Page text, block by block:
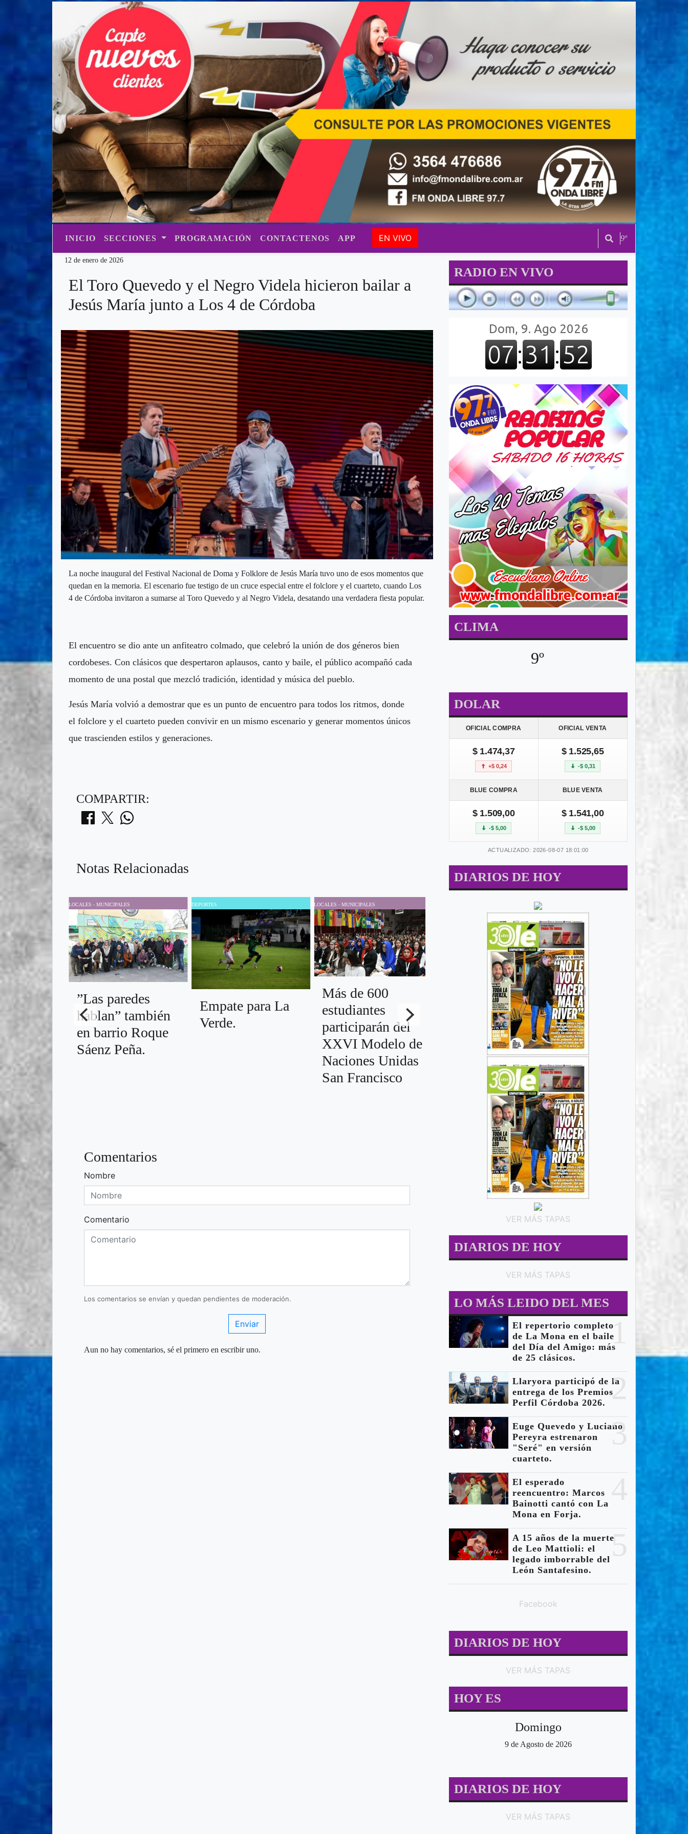
INICIO SECCIONES PROGRAMACIÓN CONTACTENOS APP EN VIVO 9º
12 de enero de 2026
El Toro Quevedo y el Negro Videla hicieron bailar a
Jesús María junto a Los 4 de Córdoba
La noche inaugural del Festival Nacional de Doma y Folklore de Jesús María tuvo uno de esos momentos que
quedan en la memoria. El escenario fue testigo de un cruce especial entre el folclore y el cuarteto, cuando Los
4 de Córdoba invitaron a sumarse al Toro Quevedo y al Negro Videla, desatando una verdadera fiesta popular.
El encuentro se dio ante un anfiteatro colmado, que celebró la unión de dos géneros bien
cordobeses. Con clásicos que despertaron aplausos, canto y baile, el público acompañó cada
momento de una postal que mezcló tradición, identidad y música del pueblo.
Jesús María volvió a demostrar que es un punto de encuentro para todos los ritmos, donde
el folclore y el cuarteto pueden convivir en un mismo escenario y generar momentos únicos
que trascienden estilos y generaciones.
COMPARTIR:
Notas Relacionadas
LOCALES - MUNICIPALES
”Las paredes
hablan” también
en barrio Roque
Sáenz Peña.
DEPORTES
Empate para La
Verde.
LOCALES - MUNICIPALES
Más de 600
estudiantes
participarán del
XXVI Modelo de
Naciones Unidas
San Francisco
Llega una nueva
edición del ciclo
“Confesiones”
presentación de
Carlos “Negro”
Aguirre.
Bernarte recibió a
la comitiva
italiana que
participó del
proyecto
internacional
FRI. SA. LI.
World .
Comentarios
Nombre
Comentario
Los comentarios se envían y quedan pendientes de moderación.
Enviar
Aun no hay comentarios, sé el primero en escribir uno.
RADIO EN VIVO
CLIMA
9º
DOLAR
OFICIAL COMPRA OFICIAL VENTA
$ 1.474,37
+$ 0,24
$ 1.525,65
-$ 0,31
BLUE COMPRA BLUE VENTA
$ 1.509,00
-$ 5,00
$ 1.541,00
-$ 5,00
ACTUALIZADO: 2026-08-07 18:01:00
DIARIOS DE HOY
VER MÁS TAPAS
DIARIOS DE HOY
VER MÁS TAPAS
LO MÁS LEIDO DEL MES
1
El repertorio completo
de La Mona en el baile
del Día del Amigo: más
de 25 clásicos.
2
Llaryora participó de la
entrega de los Premios
Perfil Córdoba 2026.
3
Euge Quevedo y Luciano
Pereyra estrenaron
"Seré" en versión
cuarteto.
El esperado
reencuentro: Marcos
Bainotti cantó con La
Mona en Forja.
5
A 15 años de la muerte
de Leo Mattioli: el
legado imborrable del
León Santafesino.
Facebook
DIARIOS DE HOY
VER MÁS TAPAS
HOY ES
Domingo
9 de Agosto de 2026
DIARIOS DE HOY
VER MÁS TAPAS